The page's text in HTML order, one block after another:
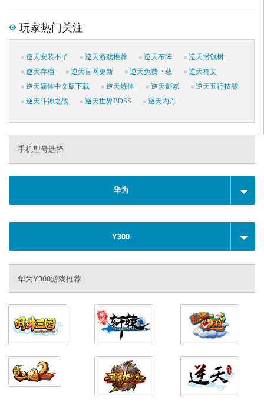
玩家热门关注
逆天安装不了 逆天游戏推荐 逆天布阵
逆天摇钱树
逆天存档
逆天官网更新 逆天免费下载
逆天符文
逆天简体中文版下载
逆天炼体 逆天剑冢
逆天五行技能
逆天斗神之战
逆天世界BOSS 逆天内丹
手机型号选择
华为
Y300
华为Y300游戏推荐